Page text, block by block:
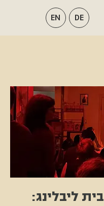
EN DE
בית העמודים X בית ליבלינג: